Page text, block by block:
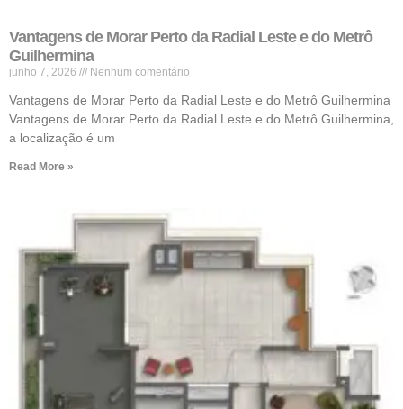
Vantagens de Morar Perto da Radial Leste e do Metrô
Guilhermina
junho 7, 2026 Nenhum comentário
Vantagens de Morar Perto da Radial Leste e do Metrô Guilhermina
Vantagens de Morar Perto da Radial Leste e do Metrô Guilhermina,
a localização é um
Read More »